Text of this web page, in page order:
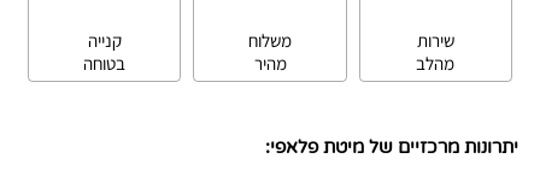
שירות
מהלב
משלוח
מהיר
קנייה
בטוחה
יתרונות מרכזיים של מיטת פלאפי: